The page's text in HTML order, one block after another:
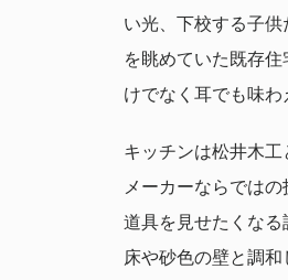
い光、下校する子
を眺めていた既存
けでなく耳でも味わ
キッチンは松井木
メーカーならでは
道具を見せたくな
床や砂色の壁と調